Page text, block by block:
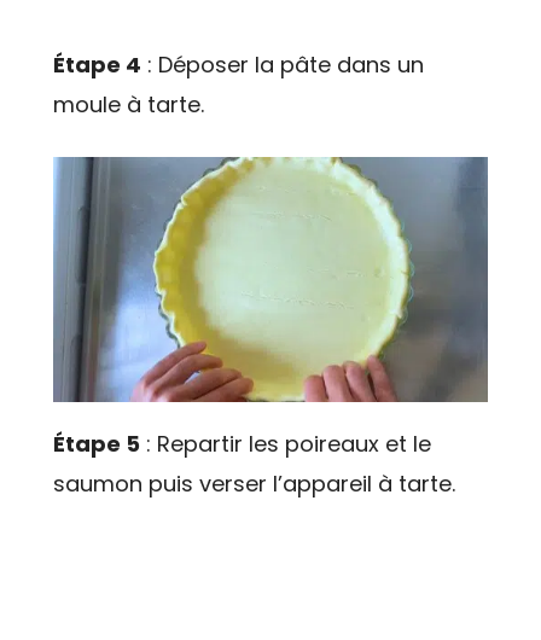
Étape 4 : Déposer la pâte dans un
moule à tarte.
Étape 5 : Repartir les poireaux et le
saumon puis verser l’appareil à tarte.